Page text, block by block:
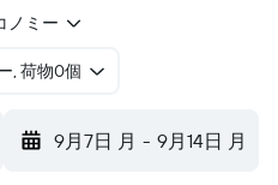
ノミー
, 荷物0個
9月7日 月 - 9月14日 月